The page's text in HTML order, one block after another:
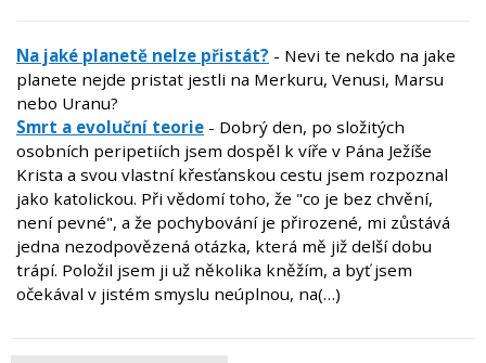
Na jaké planetě nelze přistát? - Nevi te nekdo na jake
planete nejde pristat jestli na Merkuru, Venusi, Marsu
nebo Uranu?
Smrt a evoluční teorie - Dobrý den, po složitých
osobních peripetiích jsem dospěl k víře v Pána Ježíše
Krista a svou vlastní křesťanskou cestu jsem rozpoznal
jako katolickou. Při vědomí toho, že "co je bez chvění,
není pevné", a že pochybování je přirozené, mi zůstává
jedna nezodpovězená otázka, která mě již delší dobu
trápí. Položil jsem ji už několika kněžím, a byť jsem
očekával v jistém smyslu neúplnou, na(…)